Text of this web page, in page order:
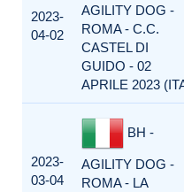
2023-
04-02
AGILITY DOG -
ROMA - C.C.
CASTEL DI
GUIDO - 02
APRILE 2023
2023-
03-04
BH -
AGILITY DOG -
ROMA - LA